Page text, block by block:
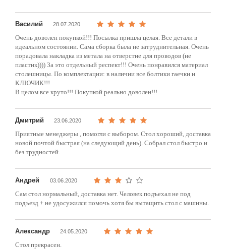
Василий 28.07.2020
Очень доволен покупкой!!! Посылка пришла целая. Все детали в
идеальном состоянии. Сама сборка была не затруднительная. Очень
порадовала накладка из метала на отверстие для проводов (не
пластик)))) За это отдельный респект!!! Очень понравился материал
столешницы. По комплектации: в наличии все болтики гаечки и
КЛЮЧИК!!!
В целом все круто!!! Покупкой реально доволен!!!
Дмитрий 23.06.2020
Приятные менеджеры , помогли с выбором. Стол хороший, доставка
новой почтой быстрая (на следующий день). Собрал стол быстро и
без трудностей.
Андрей 03.06.2020
Сам стол нормальный, доставка нет. Человек подъехал не под
подъезд + не удосужился помочь хотя бы вытащить стол с машины.
Александр 24.05.2020
Стол прекрасен.